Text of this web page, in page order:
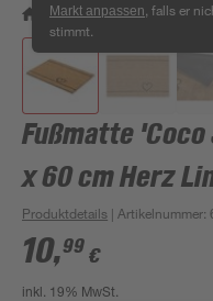
Markt anpassen , falls er
stimmt.
/ Wohnen & Haushalt /
Fußmatte
x 60 cm Herz
Produktdetails | Artikelnummer:
10,99 €
inkl. 19% MwSt.